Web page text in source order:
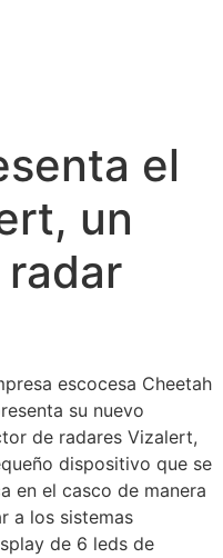
el
un
escocesa Cheetah
su nuevo
de radares Vizalert,
dispositivo que se
en el casco de manera
a los sistemas
de 6 leds de